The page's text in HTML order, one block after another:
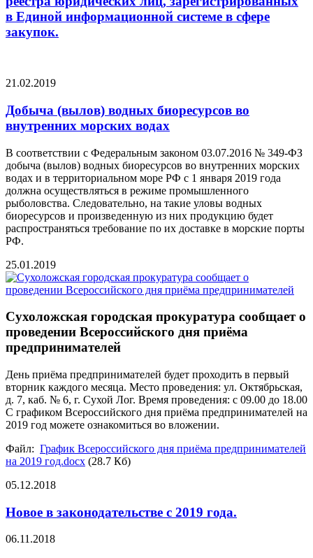
в Единой информационной системе в сфере
закупок.
21.02.2019
Добыча (вылов) водных биоресурсов во
внутренних морских водах
В соответствии с Федеральным законом 03.07.2016 № 349-ФЗ
добыча (вылов) водных биоресурсов во внутренних морских
водах и в территориальном море РФ с 1 января 2019 года
должна осуществляться в режиме промышленного
рыболовства. Следовательно, на такие уловы водных
биоресурсов и произведенную из них продукцию будет
распространяться требование по их доставке в морские порты
РФ.
25.01.2019
Сухоложская городская прокуратура сообщает о
проведении Всероссийского дня приёма
предпринимателей
День приёма предпринимателей будет проходить в первый
вторник каждого месяца. Место проведения: ул. Октябрьская,
д. 7, каб. № 6, г. Сухой Лог. Время проведения: с 09.00 до 18.00
С графиком Всероссийского дня приёма предпринимателей на
2019 год можете ознакомиться во вложении.
Файл: График Всероссийского дня приёма предпринимателей
на 2019 год.docx (28.7 Кб)
05.12.2018
Новое в законодательстве с 2019 года.
06.11.2018